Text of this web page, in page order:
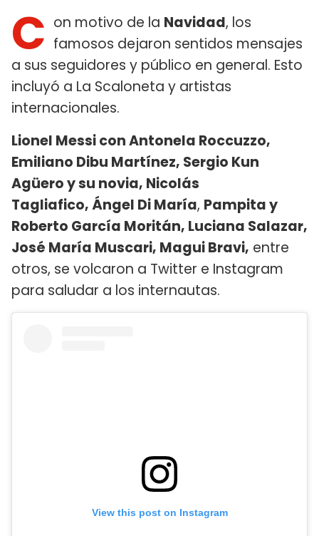
C on motivo de la Navidad, los
famosos dejaron sentidos mensajes
a sus seguidores y público en general. Esto
incluyó a La Scaloneta y artistas
internacionales.
Lionel Messi con Antonela Roccuzzo,
Emiliano Dibu Martínez, Sergio Kun
Agüero y su novia, Nicolás
Tagliafico, Ángel Di María, Pampita y
Roberto García Moritán, Luciana Salazar,
José María Muscari, Magui Bravi, entre
otros, se volcaron a Twitter e Instagram
para saludar a los internautas.
View this post on Instagram